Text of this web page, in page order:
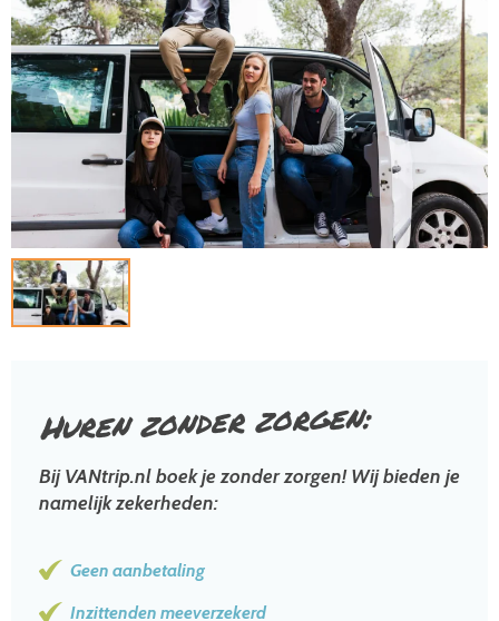
Huren zonderzorgen:
Bij VANtrip.nl boek je zonder zorgen! Wij bieden je
namelijk zekerheden:
Geen aanbetaling
Inzittenden meeverzekerd